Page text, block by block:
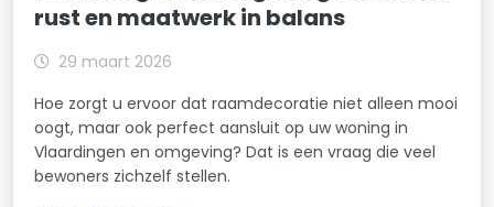
rust en maatwerk in balans
29 maart 2026
Hoe zorgt u ervoor dat raamdecoratie niet alleen mooi
oogt, maar ook perfect aansluit op uw woning in
Vlaardingen en omgeving? Dat is een vraag die veel
bewoners zichzelf stellen.